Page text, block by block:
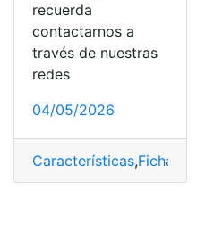
recuerda
contactarnos a
través de nuestras
redes
04/05/2026
Características,Ficha